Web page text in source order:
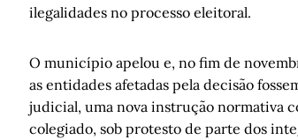
ilegalidades no processo eleitoral.
O município apelou e, no fim de
as entidades afetadas pela decisão
judicial, uma nova instrução normativa
colegiado, sob protesto de parte dos